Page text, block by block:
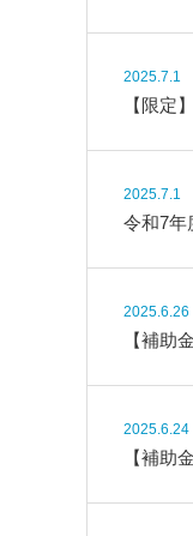
2025.7.1
【限定
2025.7.1
令和7年
2025.6.26
【補助
2025.6.24
【補助